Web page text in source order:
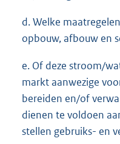
d. Welke
opbouw, afbouw en
e. Of deze stroom/
markt aanwezige
bereiden en/of
dienen te voldoen
stellen gebruiks- en